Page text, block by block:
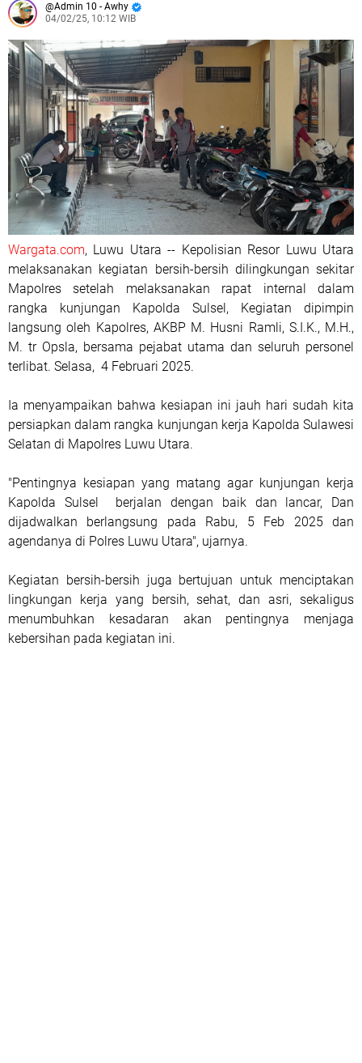
Admin 10 - Awhy
04/02/25, 10:12 WIB
Wargata.com, Luwu Utara -- Kepolisian Resor Luwu Utara
melaksanakan kegiatan bersih-bersih dilingkungan sekitar
Mapolres setelah melaksanakan rapat internal dalam
rangka kunjungan Kapolda Sulsel, Kegiatan dipimpin
langsung oleh Kapolres, AKBP M. Husni Ramli, S.I.K., M.H.,
M. tr Opsla, bersama pejabat utama dan seluruh personel
terlibat. Selasa, 4 Februari 2025.
Ia menyampaikan bahwa kesiapan ini jauh hari sudah kita
persiapkan dalam rangka kunjungan kerja Kapolda Sulawesi
Selatan di Mapolres Luwu Utara.
"Pentingnya kesiapan yang matang agar kunjungan kerja
Kapolda Sulsel berjalan dengan baik dan lancar, Dan
dijadwalkan berlangsung pada Rabu, 5 Feb 2025 dan
agendanya di Polres Luwu Utara", ujarnya.
Kegiatan bersih-bersih juga bertujuan untuk menciptakan
lingkungan kerja yang bersih, sehat, dan asri, sekaligus
menumbuhkan kesadaran akan pentingnya menjaga
kebersihan pada kegiatan ini.